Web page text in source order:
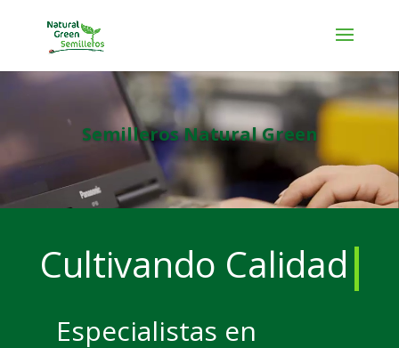
Reproductor
Semilleros Natural Green
Cultivando Calidad
Especialistas en